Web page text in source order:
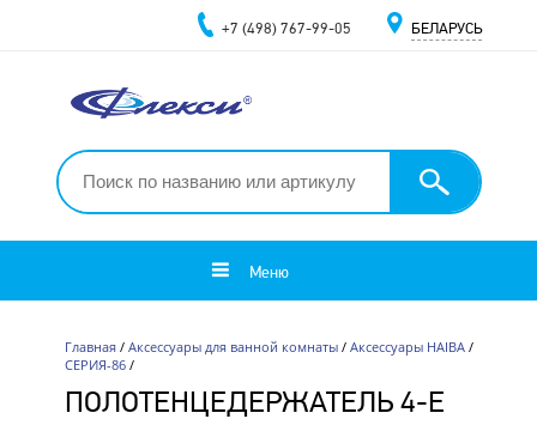
+7 (498) 767-99-05 БЕЛАРУСЬ
Меню
Главная/ Аксессуары для ванной комнаты/ Аксессуары HAIBA/
СЕРИЯ-86/
ПОЛОТЕНЦЕДЕРЖАТЕЛЬ 4-Е